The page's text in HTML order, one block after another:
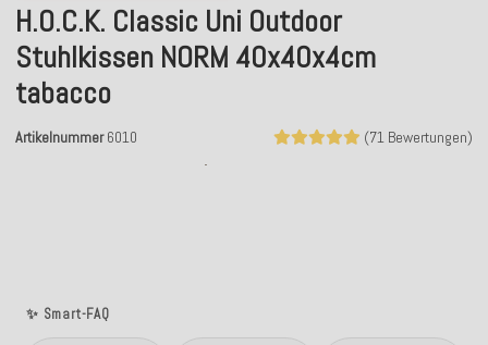
✨ Smart-FAQ
H.O.C.K. Classic Uni Outdoor
Stuhlkissen NORM 40x40x4cm
tabacco
(71 Bewertungen)
Artikelnummer 6010